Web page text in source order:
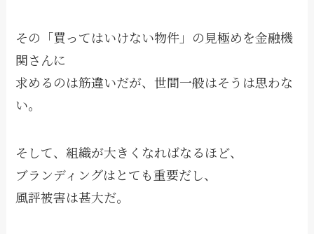
その「買ってはいけない物件」の見極めを金融機
関さんに
求めるのは筋違いだが、世間一般はそうは思わな
い。
そして、組織が大きくなればなるほど、
ブランディングはとても重要だし、
風評被害は甚大だ。